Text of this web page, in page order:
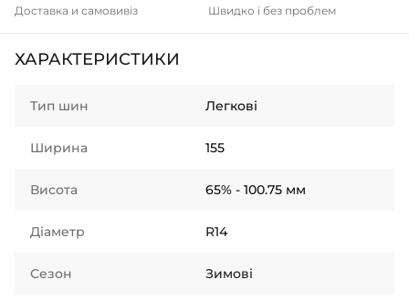
Доставка и самовивіз Швидко і без проблем
ХАРАКТЕРИСТИКИ
Тип шин Легкові
Ширина 155
Висота 65% - 100.75 мм
Діаметр R14
Сезон Зимові